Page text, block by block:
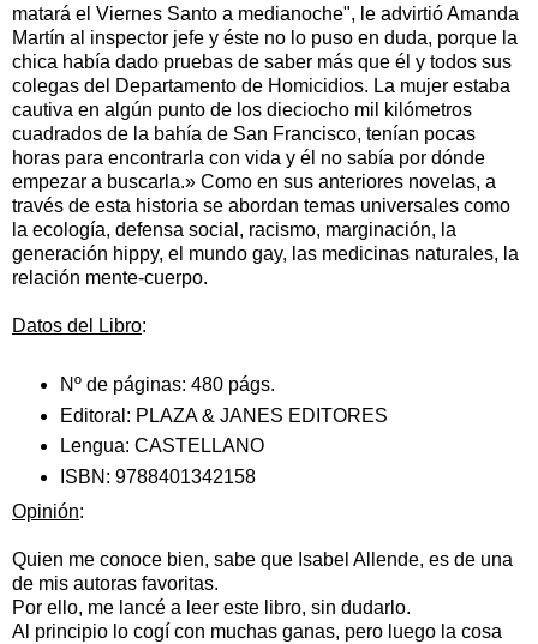
matará el Viernes Santo a medianoche", le advirtió Amanda
Martín al inspector jefe y éste no lo puso en duda, porque la
chica había dado pruebas de saber más que él y todos sus
colegas del Departamento de Homicidios. La mujer estaba
cautiva en algún punto de los dieciocho mil kilómetros
cuadrados de la bahía de San Francisco, tenían pocas
horas para encontrarla con vida y él no sabía por dónde
empezar a buscarla.» Como en sus anteriores novelas, a
través de esta historia se abordan temas universales como
la ecología, defensa social, racismo, marginación, la
generación hippy, el mundo gay, las medicinas naturales, la
relación mente-cuerpo.
Datos del Libro:
Nº de páginas: 480 págs.
Editoral: PLAZA & JANES EDITORES
Lengua: CASTELLANO
ISBN: 9788401342158
Opinión:
Quien me conoce bien, sabe que Isabel Allende, es de una
de mis autoras favoritas.
Por ello, me lancé a leer este libro, sin dudarlo.
Al principio lo cogí con muchas ganas, pero luego la cosa